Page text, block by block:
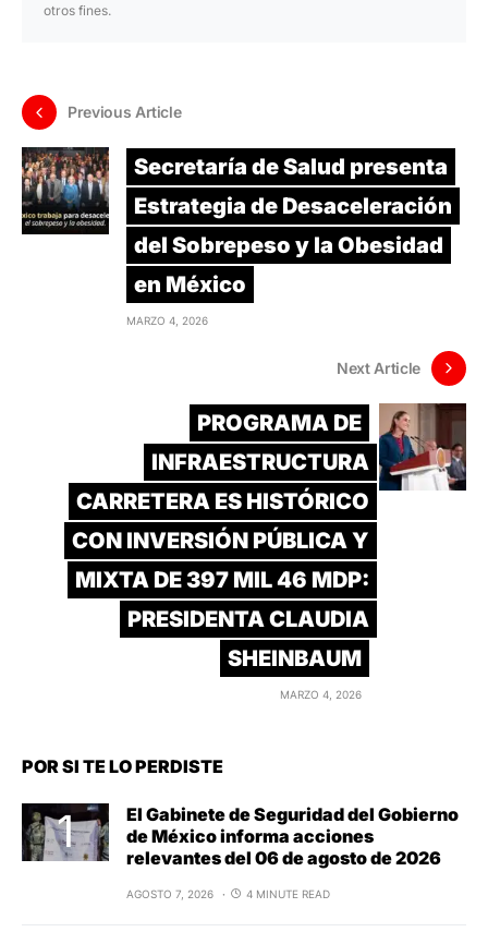
otros fines.
Previous Article
Secretaría de Salud presenta
Estrategia de Desaceleración
del Sobrepeso y la Obesidad
en México
MARZO 4, 2026
Next Article
PROGRAMA DE
INFRAESTRUCTURA
CARRETERA ES HISTÓRICO
CON INVERSIÓN PÚBLICA Y
MIXTA DE 397 MIL 46 MDP:
PRESIDENTA CLAUDIA
SHEINBAUM
MARZO 4, 2026
POR SI TE LO PERDISTE
El Gabinete de Seguridad del Gobierno
de México informa acciones
relevantes del 06 de agosto de 2026
AGOSTO 7, 2026 4 MINUTE READ